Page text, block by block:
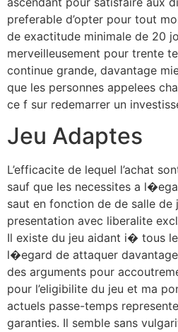
preferable d’opter pour tout
de exactitude minimale de 20
merveilleusement pour trente
continue grande, davantage
que les personnes appelees
ce f sur redemarrer un
Jeu Adaptes
L’efficacite de lequel l’achat
sauf que les necessites a
saut en fonction de de salle de
presentation avec liberalite
Il existe du jeu aidant i� tous
l�egard de attaquer
des arguments pour
pour l’eligibilite du jeu et ma
actuels passe-temps
garanties. Il semble sans